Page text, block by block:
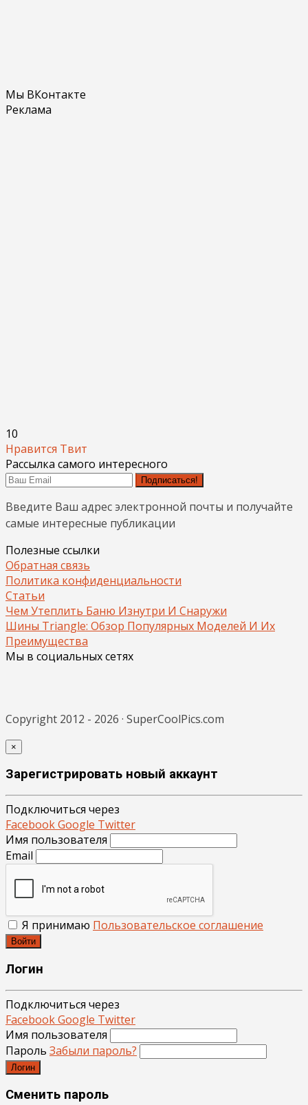
Мы ВКонтакте
Реклама
10
Нравится Твит
Рассылка самого интересного
Подписаться!
Введите Ваш адрес электронной почты и получайте
самые интересные публикации
Полезные ссылки
Обратная связь
Политика конфиденциальности
Статьи
Чем Утеплить Баню Изнутри И Снаружи
Шины Triangle: Обзор Популярных Моделей И Их
Преимущества
Мы в социальных сетях
Copyright 2012 - 2026 · SuperCoolPics.com
×
Зарегистрировать новый аккаунт
Подключиться через
FacebookGoogle Twitter
Имя пользователя
Email
Я принимаю Пользовательское соглашение
Войти
Логин
Подключиться через
FacebookGoogle Twitter
Имя пользователя
Пароль Забыли пароль?
Логин
Сменить пароль